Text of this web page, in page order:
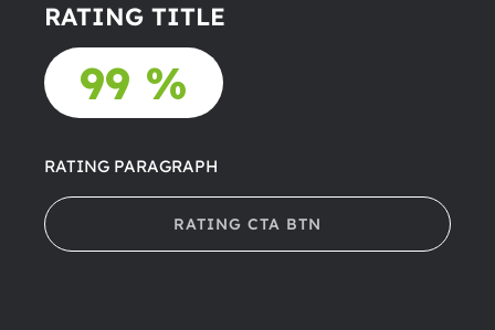
RATING TITLE
99 %
RATING PARAGRAPH
RATING CTA BTN